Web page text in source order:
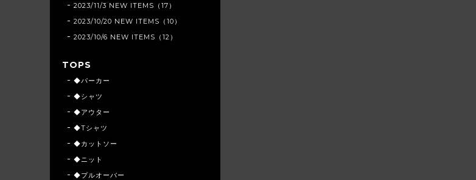
2023/11/3 NEW ITEMS（17）
2023/10/20 NEW ITEMS（10）
2023/10/6 NEW ITEMS（12）
TOPS
◆パーカー
◆シャツ
◆アウター
◆Tシャツ
◆カットソー
◆ニット
◆プルオーバー